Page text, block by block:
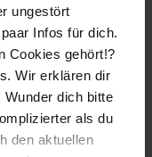
ungestört
Infos für dich.
Cookies gehört!?
Wir erklären dir
dich bitte
als du
den aktuellen
werden wir
dann wirst
dem Test
dieses
ein neues